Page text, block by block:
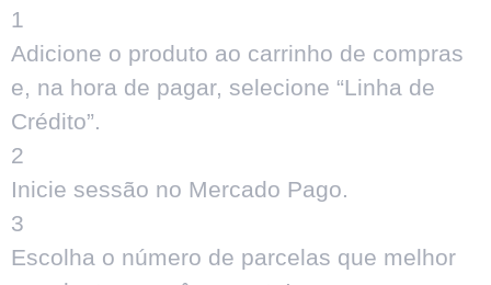
1
Adicione o produto ao carrinho de compras
e, na hora de pagar, selecione “Linha de
Crédito”.
2
Inicie sessão no Mercado Pago.
3
Escolha o número de parcelas que melhor